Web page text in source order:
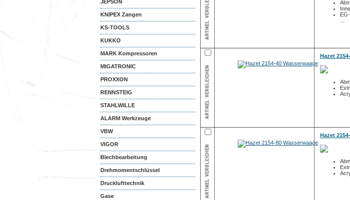
JEPSON
KNIPEX Zangen
KS-TOOLS
KUKKO
MARK Kompressoren
MIGATRONIC
PROXXON
RENNSTEIG
STAHLWILLE
ALARM Werkzeuge
VBW
VIGOR
Blechbearbeitung
Drehmomentschlüssel
Drucklufttechnik
Gase
Hazet
Hazet